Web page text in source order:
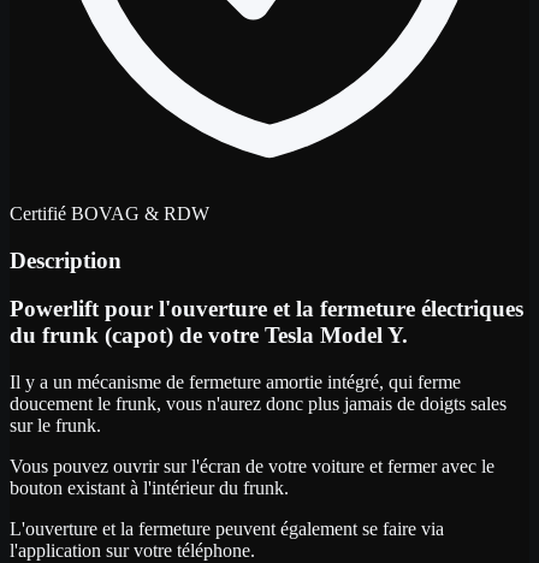
Certifié BOVAG & RDW
Description
Powerlift pour l'ouverture et la fermeture électriques
du frunk (capot) de votre Tesla Model Y.
Il y a un mécanisme de fermeture amortie intégré, qui ferme
doucement le frunk, vous n'aurez donc plus jamais de doigts sales
sur le frunk.
Vous pouvez ouvrir sur l'écran de votre voiture et fermer avec le
bouton existant à l'intérieur du frunk.
L'ouverture et la fermeture peuvent également se faire via
l'application sur votre téléphone.